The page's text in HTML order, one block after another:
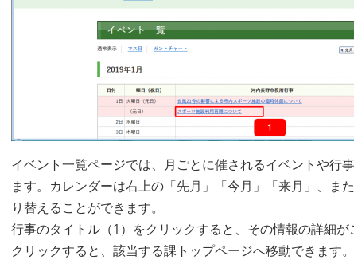
イベント一覧ページでは、月ごとに催されるイベントや行
ます。カレンダーは右上の「先月」「今月」「来月」、ま
り替えることができます。
行事のタイトル（1）をクリックすると、その情報の詳細
クリックすると、該当する課トップページへ移動できます。